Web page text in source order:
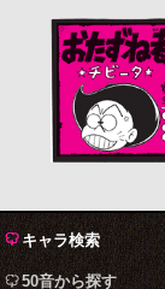
キャラ検索
50音から探す